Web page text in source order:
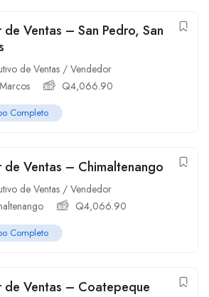
de Ventas – San Pedro, San
de Ventas / Vendedor
Q4,066.90
Completo
de Ventas – Chimaltenango
de Ventas / Vendedor
Q4,066.90
Completo
de Ventas – Coatepeque